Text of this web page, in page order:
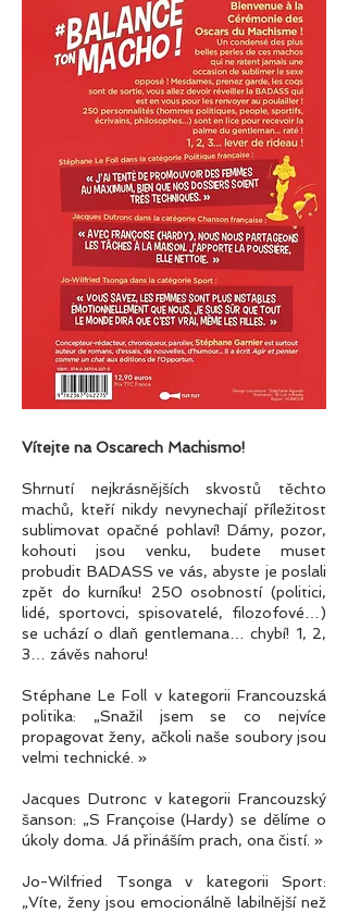
Vítejte na Oscarech Machismo!
Shrnutí nejkrásnějších skvostů těchto
machů, kteří nikdy nevynechají příležitost
sublimovat opačné pohlaví! Dámy, pozor,
kohouti jsou venku, budete muset
probudit BADASS ve vás, abyste je poslali
zpět do kurníku! 250 osobností (politici,
lidé, sportovci, spisovatelé, filozofové…)
se uchází o dlaň gentlemana… chybí! 1, 2,
3… závěs nahoru!
Stéphane Le Foll v kategorii Francouzská
politika: „Snažil jsem se co nejvíce
propagovat ženy, ačkoli naše soubory jsou
velmi technické. »
Jacques Dutronc v kategorii Francouzský
šanson: „S Françoise (Hardy) se dělíme o
úkoly doma. Já přináším prach, ona čistí. »
Jo-Wilfried Tsonga v kategorii Sport:
„Víte, ženy jsou emocionálně labilnější než